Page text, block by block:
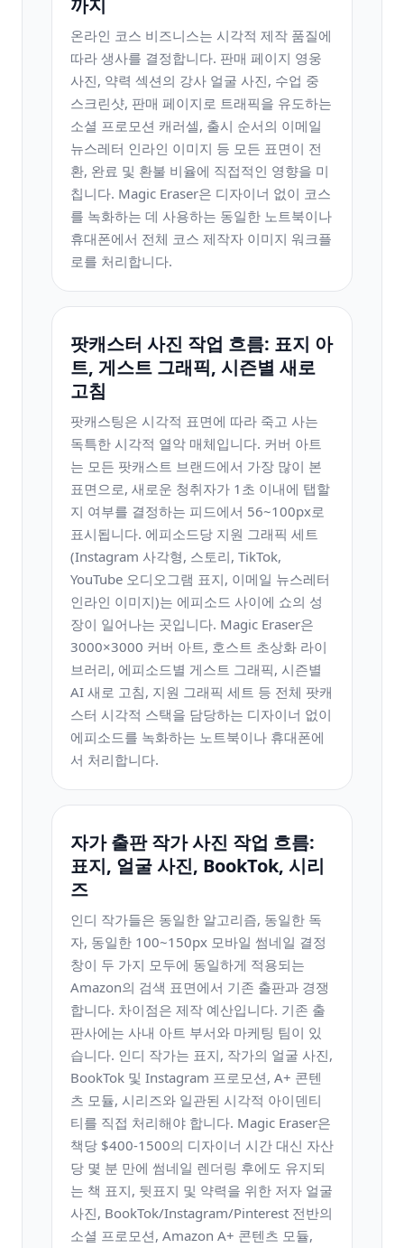
까지
온라인 코스 비즈니스는 시각적 제작 품질에
따라 생사를 결정합니다. 판매 페이지 영웅
사진, 약력 섹션의 강사 얼굴 사진, 수업 중
스크린샷, 판매 페이지로 트래픽을 유도하는
소셜 프로모션 캐러셀, 출시 순서의 이메일
뉴스레터 인라인 이미지 등 모든 표면이 전
환, 완료 및 환불 비율에 직접적인 영향을 미
칩니다. Magic Eraser은 디자이너 없이 코스
를 녹화하는 데 사용하는 동일한 노트북이나
휴대폰에서 전체 코스 제작자 이미지 워크플
로를 처리합니다.
팟캐스터 사진 작업 흐름: 표지 아
트, 게스트 그래픽, 시즌별 새로
고침
팟캐스팅은 시각적 표면에 따라 죽고 사는
독특한 시각적 열악 매체입니다. 커버 아트
는 모든 팟캐스트 브랜드에서 가장 많이 본
표면으로, 새로운 청취자가 1초 이내에 탭할
지 여부를 결정하는 피드에서 56~100px로
표시됩니다. 에피소드당 지원 그래픽 세트
(Instagram 사각형, 스토리, TikTok,
YouTube 오디오그램 표지, 이메일 뉴스레터
인라인 이미지)는 에피소드 사이에 쇼의 성
장이 일어나는 곳입니다. Magic Eraser은
3000×3000 커버 아트, 호스트 초상화 라이
브러리, 에피소드별 게스트 그래픽, 시즌별
AI 새로 고침, 지원 그래픽 세트 등 전체 팟캐
스터 시각적 스택을 담당하는 디자이너 없이
에피소드를 녹화하는 노트북이나 휴대폰에
서 처리합니다.
자가 출판 작가 사진 작업 흐름:
표지, 얼굴 사진, BookTok, 시리
즈
인디 작가들은 동일한 알고리즘, 동일한 독
자, 동일한 100~150px 모바일 썸네일 결정
창이 두 가지 모두에 동일하게 적용되는
Amazon의 검색 표면에서 기존 출판과 경쟁
합니다. 차이점은 제작 예산입니다. 기존 출
판사에는 사내 아트 부서와 마케팅 팀이 있
습니다. 인디 작가는 표지, 작가의 얼굴 사진,
BookTok 및 Instagram 프로모션, A+ 콘텐
츠 모듈, 시리즈와 일관된 시각적 아이덴티
티를 직접 처리해야 합니다. Magic Eraser은
책당 $400-1500의 디자이너 시간 대신 자산
당 몇 분 만에 썸네일 렌더링 후에도 유지되
는 책 표지, 뒷표지 및 약력을 위한 저자 얼굴
사진, BookTok/Instagram/Pinterest 전반의
소셜 프로모션, Amazon A+ 콘텐츠 모듈,